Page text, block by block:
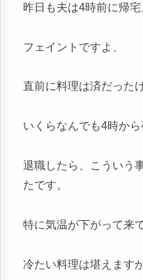
昨日も夫は4時前に帰宅
フェイントですよ、
直前に料理は済だった
いくらなんでも4時か
退職したら、こういう
たです。
特に気温が下がって来
冷たい料理は堪えますか